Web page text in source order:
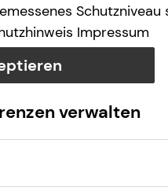
Impressum
verwalten